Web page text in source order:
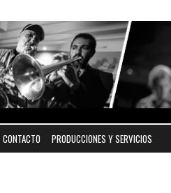
CONTACTO PRODUCCIONES Y SERVICIOS